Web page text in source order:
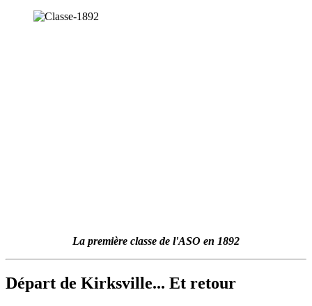
La première classe de l'ASO en 1892
Départ de Kirksville... Et retour